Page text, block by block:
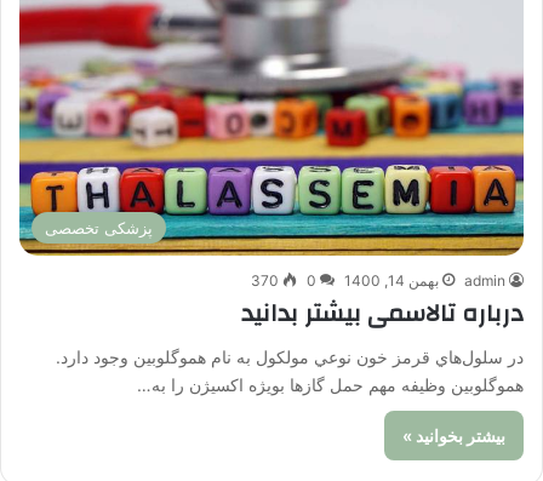
پزشکی تخصصی
admin بهمن 14, 1400 0
370
درباره تالاسمی بیشتر بدانید
در سلول‌هاي قرمز خون نوعي مولكول به نام هموگلوبين وجود دارد.
هموگلوبین وظيفه مهم حمل گازها بويژه اكسيژن را به…
بیشتر بخوانید »